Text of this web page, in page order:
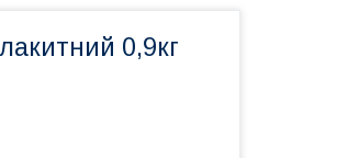
0,9кг